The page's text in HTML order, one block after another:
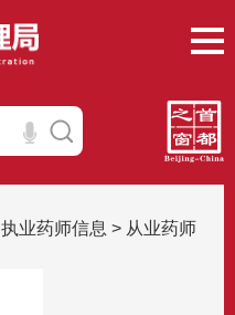
执业药师信息 > 从业药师